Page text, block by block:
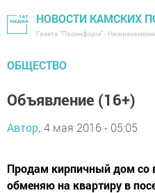
НОВОСТИ КАМСКИХ
Газета "Посинформ" -
ОБЩЕСТВО
Объявление (16+)
Автор, 4 мая 2016 - 05:05
Продам кирпичный дом со
обменяю на квартиру в